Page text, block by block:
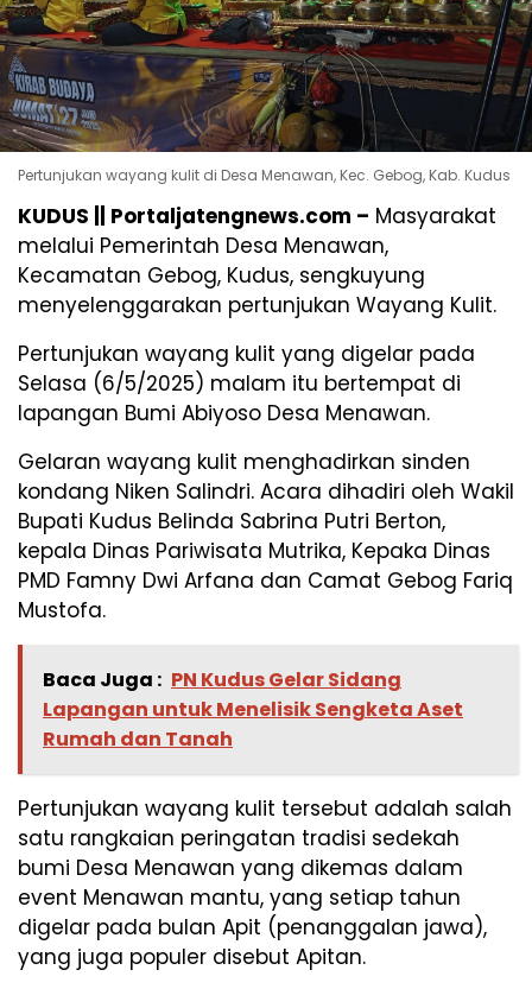
Pertunjukan wayang kulit di Desa Menawan, Kec. Gebog, Kab. Kudus
KUDUS || Portaljatengnews.com – Masyarakat
melalui Pemerintah Desa Menawan,
Kecamatan Gebog, Kudus, sengkuyung
menyelenggarakan pertunjukan Wayang Kulit.
Pertunjukan wayang kulit yang digelar pada
Selasa (6/5/2025) malam itu bertempat di
lapangan Bumi Abiyoso Desa Menawan.
Gelaran wayang kulit menghadirkan sinden
kondang Niken Salindri. Acara dihadiri oleh Wakil
Bupati Kudus Belinda Sabrina Putri Berton,
kepala Dinas Pariwisata Mutrika, Kepaka Dinas
PMD Famny Dwi Arfana dan Camat Gebog Fariq
Mustofa.
Baca Juga : PN Kudus Gelar Sidang
Lapangan untuk Menelisik Sengketa Aset
Rumah dan Tanah
Pertunjukan wayang kulit tersebut adalah salah
satu rangkaian peringatan tradisi sedekah
bumi Desa Menawan yang dikemas dalam
event Menawan mantu, yang setiap tahun
digelar pada bulan Apit (penanggalan jawa),
yang juga populer disebut Apitan.